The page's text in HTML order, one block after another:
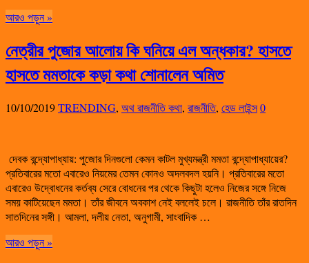
আরও পড়ুন »
নেত্রীর পুজোর আলোয় কি ঘনিয়ে এল অন্ধকার? হাসতে
হাসতে মমতাকে কড়া কথা শোনালেন অমিত
10/10/2019TRENDING, অথ রাজনীতি কথা, রাজনীতি, হেড লাইন্স0
দেবক বন্দ্যোপাধ্যায়: পুজোর দিনগুলো কেমন কাটল মুখ্যমন্ত্রী মমতা বন্দ্যোপাধ্যায়ের?
প্রতিবারের মতো এবারেও নিয়মের তেমন কোনও অদলবদল হয়নি। প্রতিবারের মতো
এবারেও উদ্বোধনের কর্তব্য সেরে বোধনের পর থেকে কিছুটা হলেও নিজের সঙ্গে নিজে
সময় কাটিয়েছেন মমতা। তাঁর জীবনে অবকাশ নেই বললেই চলে। রাজনীতি তাঁর রাতদিন
সাতদিনের সঙ্গী। আমলা, দলীয় নেতা, অনুগামী, সাংবাদিক …
আরও পড়ুন »